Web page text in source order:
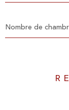
de
chambres